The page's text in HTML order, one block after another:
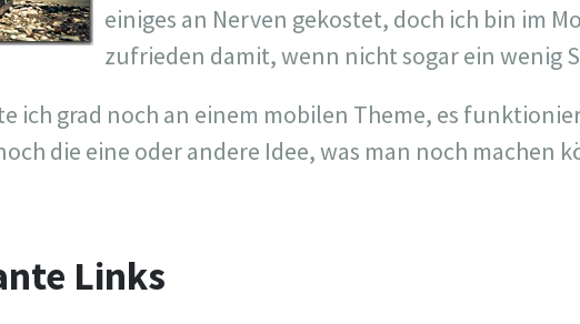
einiges an Nerven gekostet, doch ich bin im
zufrieden damit, wenn nicht sogar ein wenig
ich grad noch an einem mobilen Theme, es
die eine oder andere Idee, was man noch machen
Links